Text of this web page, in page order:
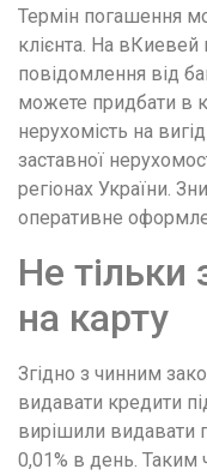
Термін погашення
клієнта. На
повідомлення від
можете придбати в
нерухомість на
заставної
регіонах України.
оперативне
Не тільки
на карту
Згідно з чинним
видавати кредити
вирішили видавати
0,01% в день.